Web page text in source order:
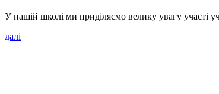
У нашій школі ми приділяємо велику увагу участі
далі